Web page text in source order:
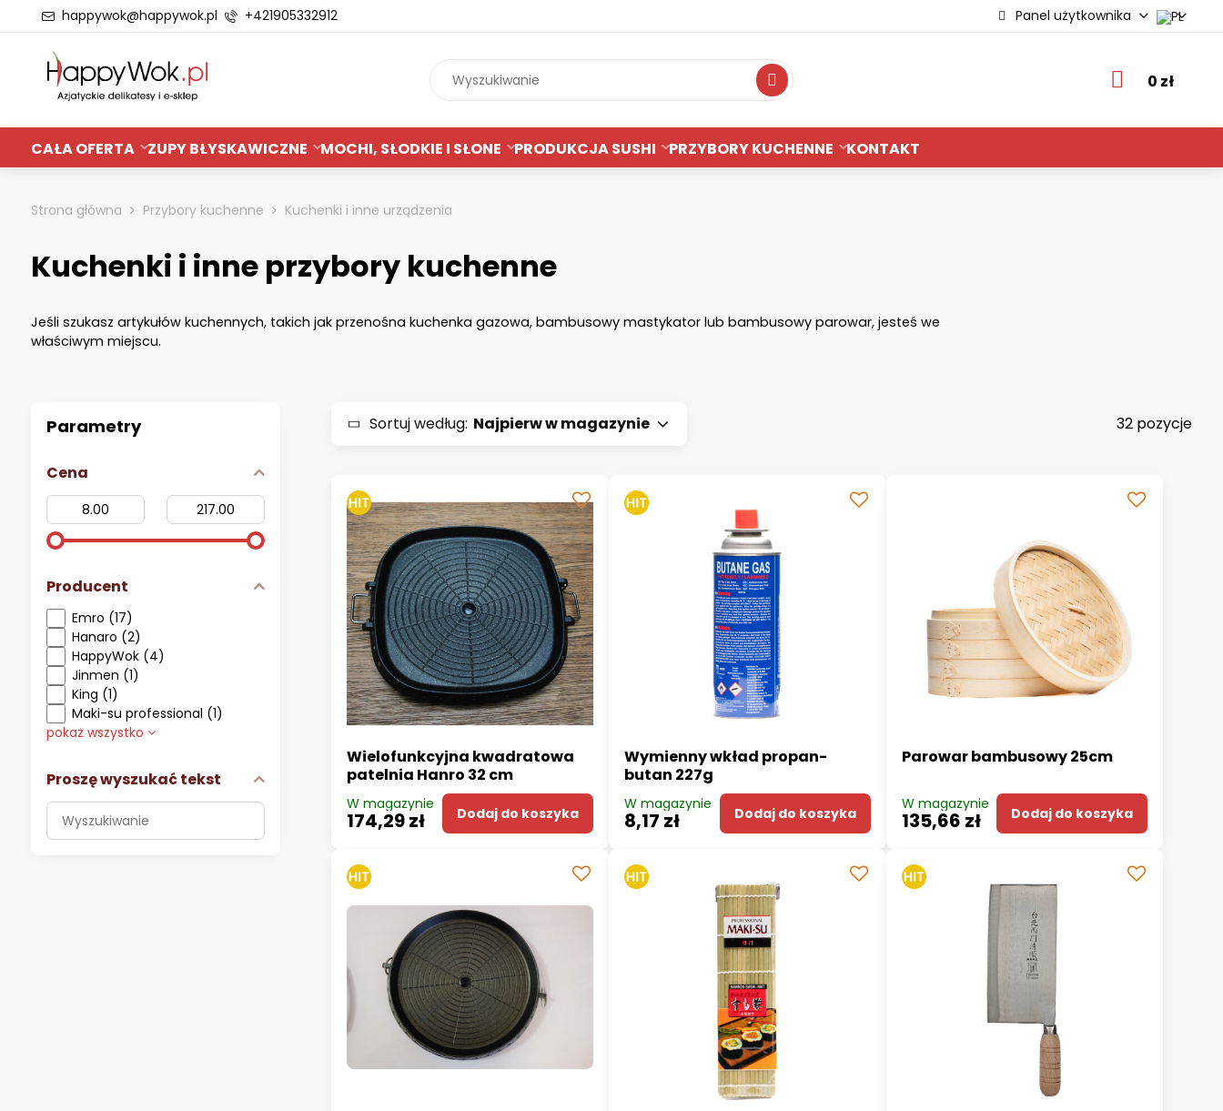
happywok@happywok.pl +421905332912 Panel użytkownika
Wyszukiwanie 0 zł
CAŁA OFERTA ZUPY BŁYSKAWICZNE MOCHI, SŁODKIE I SŁONE PRODUKCJA SUSHI PRZYBORY KUCHENNE KONTAKT
Strona główna Przybory kuchenne Kuchenki i inne urządzenia
Kuchenki i inne przybory kuchenne
Jeśli szukasz artykułów kuchennych, takich jak przenośna kuchenka gazowa, bambusowy mastykator lub bambusowy parowar, jesteś we
właściwym miejscu.
Sortuj według: Najpierw w magazynie 32 pozycje
Wielofunkcyjna kwadratowa
patelnia Hanro 32 cm
W magazynie
174,29 zł Dodaj do koszyka
Wymienny wkład propan-
butan 227g
W magazynie
8,17 zł Dodaj do koszyka
Parowar bambusowy 25cm
W magazynie
135,66 zł Dodaj do koszyka
Parametry
Cena
Od:
Proszę:
Producent
Emro (17)
Hanaro (2)
HappyWok (4)
Jinmen (1)
King (1)
Maki-su professional (1)
pokaż wszystko
Proszę wyszukać tekst
Filtruj
wyniki